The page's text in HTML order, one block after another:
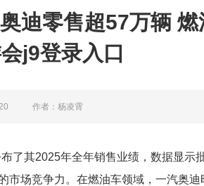
迪零售超57万辆
j9登录入口
作者：杨凌霄
了其2025年全年销售业绩，数据显示
市场竞争力。在燃油车领域，一汽奥